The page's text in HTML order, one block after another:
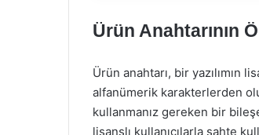
Ürün Anahtarının
Ürün anahtarı, bir yazılımın
alfanümerik karakterlerden
kullanmanız gereken bir
lisanslı kullanıcılarla sahte